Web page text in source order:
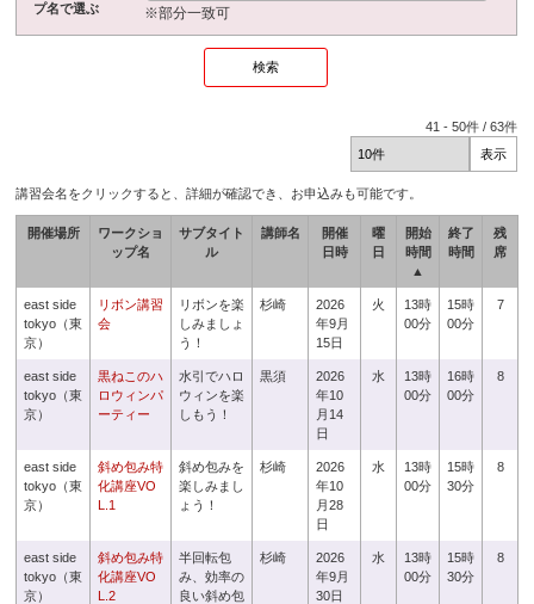
プ名で選ぶ
※部分一致可
41 -50件 /63件
講習会名をクリックすると、詳細が確認でき、お申込みも可能です。
開催場所
ワークショ
ップ名
サブタイト
ル
講師名
開催
日時
曜
日
開始
時間
▲
終了
時間
残
席
east side
tokyo（東
京）
リボン講習
会
リボンを楽
しみましょ
う！
杉崎
2026
年9月
15日
火
13時
00分
15時
00分
7
east side
tokyo（東
京）
黒ねこのハ
ロウィンパ
ーティー
水引でハロ
ウィンを楽
しもう！
黒須
2026
年10
月14
日
水
13時
00分
16時
00分
8
east side
tokyo（東
京）
斜め包み特
化講座VO
L.1
斜め包みを
楽しみまし
ょう！
杉崎
2026
年10
月28
日
水
13時
00分
15時
30分
8
east side
tokyo（東
京）
斜め包み特
化講座VO
L.2
半回転包
み、効率の
良い斜め包
杉崎
2026
年9月
30日
水
13時
00分
15時
30分
8